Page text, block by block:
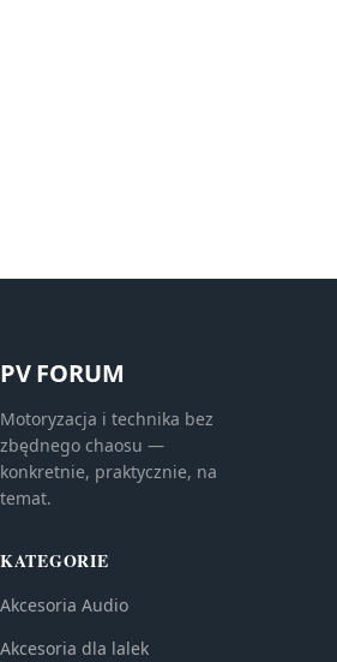
PV FORUM
Motoryzacja i technika bez
zbędnego chaosu —
konkretnie, praktycznie, na
temat.
KATEGORIE
Akcesoria Audio
Akcesoria dla lalek